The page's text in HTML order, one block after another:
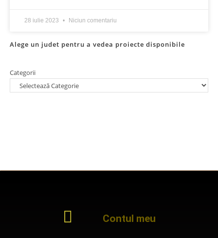
28 iulie 2023 Niciun comentariu
Alege un judet pentru a vedea proiecte disponibile
Categorii
Contul meu